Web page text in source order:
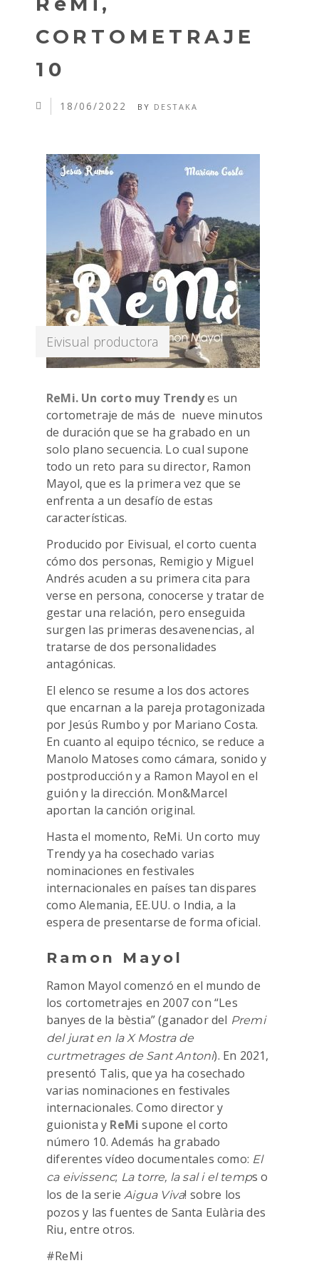
CORTOMETRAJE
10
18/06/2022 BY DESTAKA
Eivisual productora
ReMi. Un corto muy Trendyes un
cortometraje de más de nueve minutos
de duración que se ha grabado en un
solo plano secuencia. Lo cual supone
todo un reto para su director, Ramon
Mayol, que es la primera vez que se
enfrenta a un desafío de estas
características.
Producido por Eivisual, el corto cuenta
cómo dos personas, Remigio y Miguel
Andrés acuden a su primera cita para
verse en persona, conocerse y tratar de
gestar una relación, pero enseguida
surgen las primeras desavenencias, al
tratarse de dos personalidades
antagónicas.
El elenco se resume a los dos actores
que encarnan a la pareja protagonizada
por Jesús Rumbo y por Mariano Costa.
En cuanto al equipo técnico, se reduce a
Manolo Matoses como cámara, sonido y
postproducción y a Ramon Mayol en el
guión y la dirección. Mon&Marcel
aportan la canción original.
Hasta el momento, ReMi. Un corto muy
Trendy ya ha cosechado varias
nominaciones en festivales
internacionales en países tan dispares
como Alemania, EE.UU. o India, a la
espera de presentarse de forma oficial.
Ramon Mayol
Ramon Mayol comenzó en el mundo de
los cortometrajes en 2007 con “Les
banyes de la bèstia” (ganador del Premi
del jurat en la X Mostra de
curtmetrages de Sant Antoni). En 2021,
presentó Talis, que ya ha cosechado
varias nominaciones en festivales
internacionales. Como director y
guionista y ReMi supone el corto
número 10. Además ha grabado
diferentes vídeo documentales como: El
ca eivissenc; La torre, la sal i el temps o
los de la serieAigua Viva! sobre los
pozos y las fuentes de Santa Eulària des
Riu, entre otros.
#ReMi